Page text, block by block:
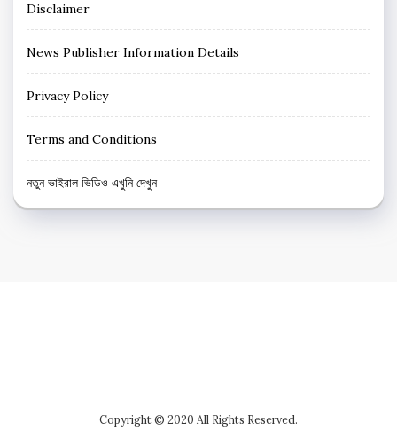
Disclaimer
News Publisher Information Details
Privacy Policy
Terms and Conditions
নতুন ভাইরাল ভিডিও এখুনি দেখুন
Copyright © 2020 All Rights Reserved.